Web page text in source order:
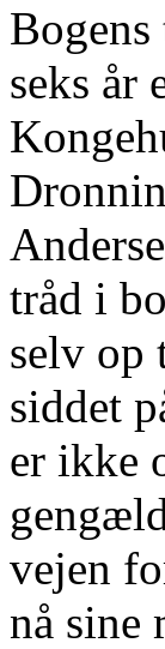
seks år
tråd i
selv op
siddet
er ikke
vejen
nå sine